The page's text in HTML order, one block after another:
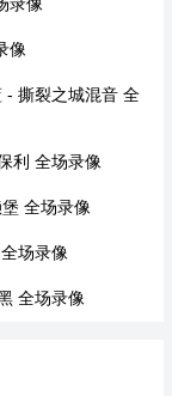
像
- 撕裂之城混音 全
利 全场录像
全场录像
场录像
全场录像